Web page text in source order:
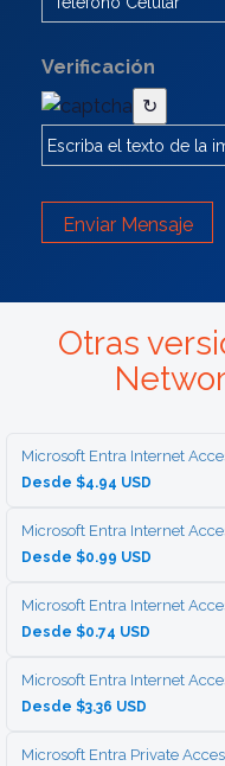
Verificación
↻
Enviar Mensaje
Otras
Microsoft Entra Internet
Desde $4.94 USD
Microsoft Entra Internet
Desde $0.99 USD
Microsoft Entra Internet
Desde $0.74 USD
Microsoft Entra Internet
Desde $3.36 USD
Microsoft Entra Private